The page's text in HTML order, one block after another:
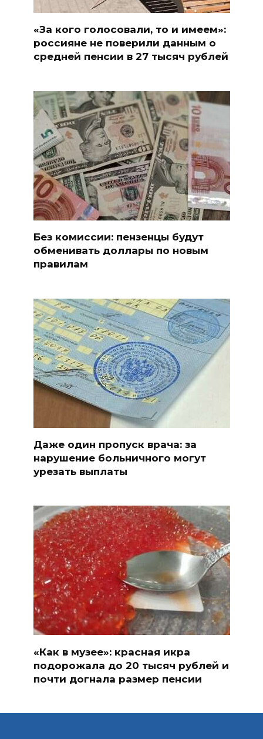
«За кого голосовали, то и имеем»:
россияне не поверили данным о
средней пенсии в 27 тысяч рублей
Без комиссии: пензенцы будут
обменивать доллары по новым
правилам
Даже один пропуск врача: за
нарушение больничного могут
урезать выплаты
«Как в музее»: красная икра
подорожала до 20 тысяч рублей и
почти догнала размер пенсии